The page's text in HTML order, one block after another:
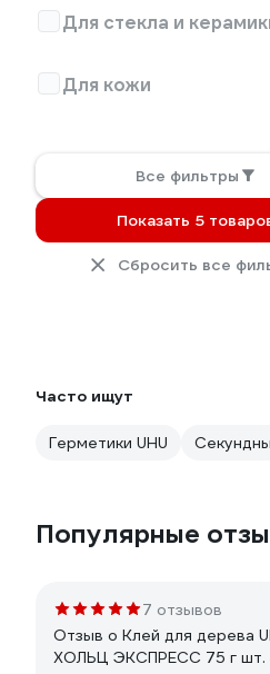
Для стекла и
Для кожи
Все фильтры
Показать 5
Сбросить все
Часто ищут
Герметики UHU
Популярные
7 отзывов
Отзыв о Клей для дерева
ХОЛЬЦ ЭКСПРЕСС 75 г шт.